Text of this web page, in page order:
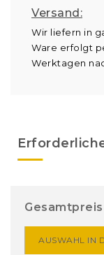
Versand:
Wir liefern in
Ware erfolgt
Werktagen
Gesamtpreis
AUSWAHL IN